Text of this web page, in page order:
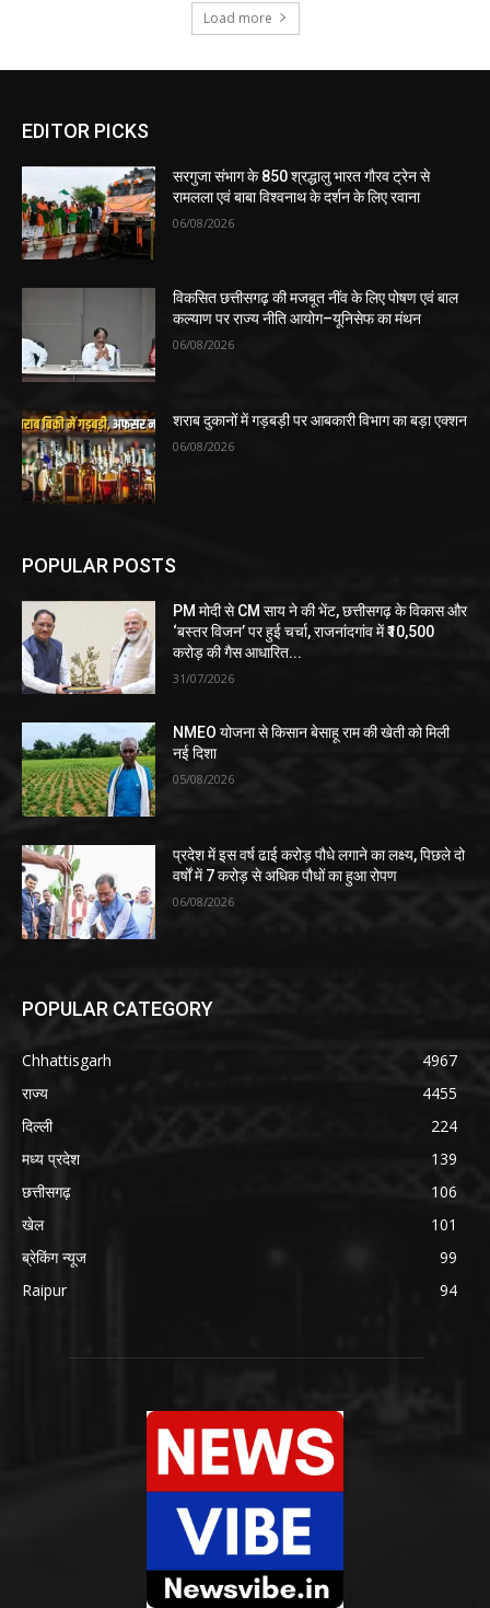
Load more
EDITOR PICKS
सरगुजा संभाग के 850 श्रद्धालु भारत गौरव ट्रेन से
रामलला एवं बाबा विश्वनाथ के दर्शन के लिए रवाना
06/08/2026
विकसित छत्तीसगढ़ की मजबूत नींव के लिए पोषण एवं बाल
कल्याण पर राज्य नीति आयोग–यूनिसेफ का मंथन
06/08/2026
शराब दुकानों में गड़बड़ी पर आबकारी विभाग का बड़ा एक्शन
06/08/2026
POPULAR POSTS
PM मोदी से CM साय ने की भेंट, छत्तीसगढ़ के विकास और
‘बस्तर विजन’ पर हुई चर्चा, राजनांदगांव में ₹10,500
करोड़ की गैस आधारित...
31/07/2026
NMEO योजना से किसान बेसाहू राम की खेती को मिली
नई दिशा
05/08/2026
प्रदेश में इस वर्ष ढाई करोड़ पौधे लगाने का लक्ष्य, पिछले दो
वर्षों में 7 करोड़ से अधिक पौधों का हुआ रोपण
06/08/2026
POPULAR CATEGORY
Chhattisgarh
4967
राज्य
4455
दिल्ली
224
मध्य प्रदेश
139
छत्तीसगढ़
106
खेल
101
ब्रेकिंग न्यूज
99
Raipur
94